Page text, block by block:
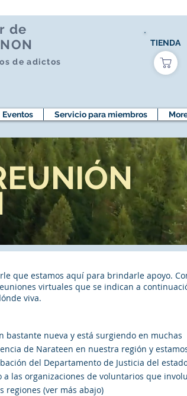
de
de adictos
TIENDA
Eventos Servicio para miembros
que estamos aquí para brindarle apoyo.
virtuales que se indican a
viva.
nueva y está surgiendo en muchas
de Narateen en nuestra región y
del Departamento de Justicia del
las organizaciones de voluntarios que
regiones (ver más abajo)